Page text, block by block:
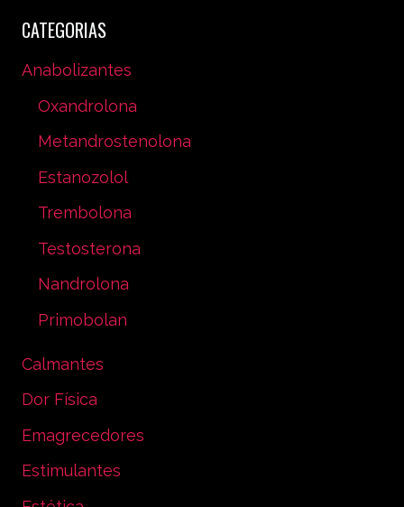
CATEGORIAS
Anabolizantes
Oxandrolona
Metandrostenolona
Estanozolol
Trembolona
Testosterona
Nandrolona
Primobolan
Calmantes
Dor Física
Emagrecedores
Estimulantes